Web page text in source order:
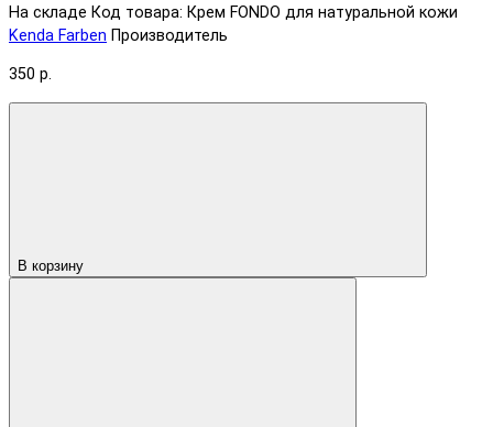
На складе Код товара: Крем FONDO для натуральной кожи
Kenda Farben Производитель
350 р.
В корзину